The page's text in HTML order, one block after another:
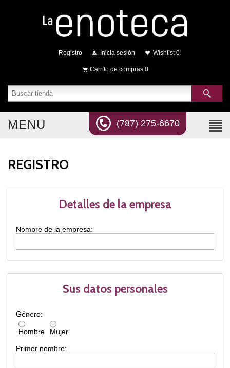
Registro Inicia sesión Wishlist 0
Carrito de compras 0
(787) 275-6670
MENU
REGISTRO
Sus datos personales
Género:
Hombre Mujer
Primer nombre:
Detalles de la empresa
Nombre de la empresa: